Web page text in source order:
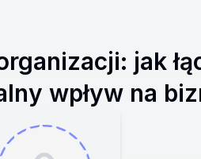
jak
wpływ na